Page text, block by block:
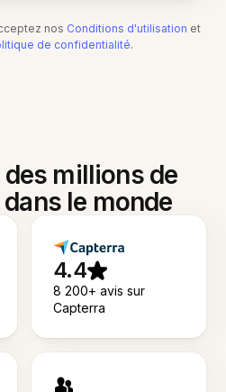
nos Conditions d'utilisation et
de confidentialité.
millions de
le monde
4.4
8 200+ avis sur
Capterra